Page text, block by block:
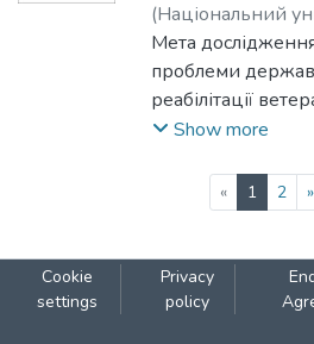
(Національний
Могилянська
Писаренко, Дар'я
Мета
проблеми
реабілітації
політики та
політики.
Show more
« 1(current)
2 »
Cookie
settings
Privacy
policy